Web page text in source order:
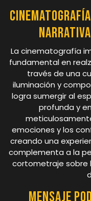
La cinematografía
fundamental en
través de una
iluminación y
logra sumergir al
profunda y
emociones y los
creando una
complementa a la
cortometraje sobre
Mensaje